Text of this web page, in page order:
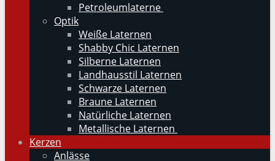
Petroleumlaterne
Optik
Weiße Laternen
Shabby Chic Laternen
Silberne Laternen
Landhausstil Laternen
Schwarze Laternen
Braune Laternen
Natürliche Laternen
Metallische Laternen
Kerzen
Anlässe